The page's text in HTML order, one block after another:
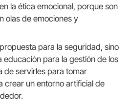
la ética emocional, porque son
olas de emociones y
para la seguridad, sino
educación para la gestión de los
de servirles para tomar
crear un entorno artificial de